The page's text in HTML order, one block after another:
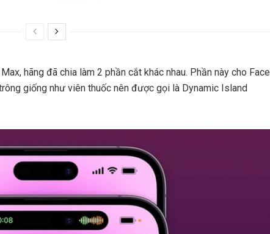
hãng đã chia làm 2 phần cắt khác nhau. Phần này cho Face
giống như viên thuốc nên được gọi là Dynamic Island